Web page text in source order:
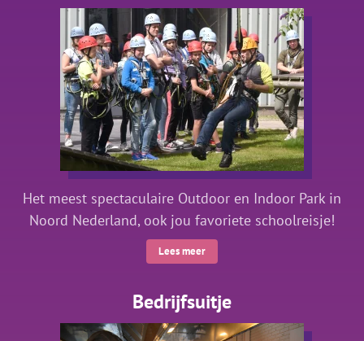
Het meest spectaculaire Outdoor en Indoor Park in
Noord Nederland, ook jou favoriete schoolreisje!
Lees meer
Bedrijfsuitje